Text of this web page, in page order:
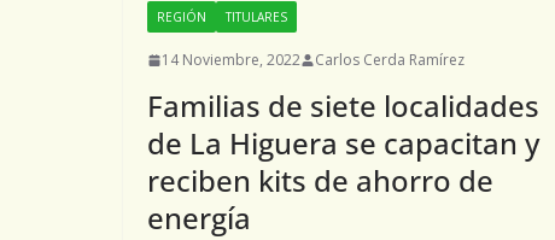
REGIÓN TITULARES
14 Noviembre, 2022 Carlos Cerda Ramírez
Familias de siete localidades
de La Higuera se capacitan y
reciben kits de ahorro de
energía